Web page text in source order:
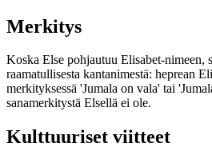
Merkitys
Koska Else pohjautuu Elisabet-nimeen,
raamatullisesta kantanimestä: heprean
merkityksessä 'Jumala on vala' tai
sanamerkitystä Elsellä ei ole.
Kulttuuriset viitteet